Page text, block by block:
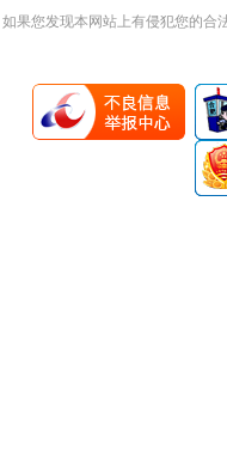
如果您发现本网站上有侵犯您的合